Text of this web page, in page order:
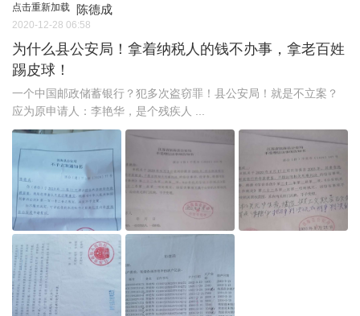
点击重新加载 陈德成
2020-12-28 06:58
为什么县公安局！拿着纳税人的钱不办事，拿老百姓
踢皮球！
一个中国邮政储蓄银行？犯多次盗窃罪！县公安局！就是不立案？
应为原申请人：李艳华，是个残疾人 ...